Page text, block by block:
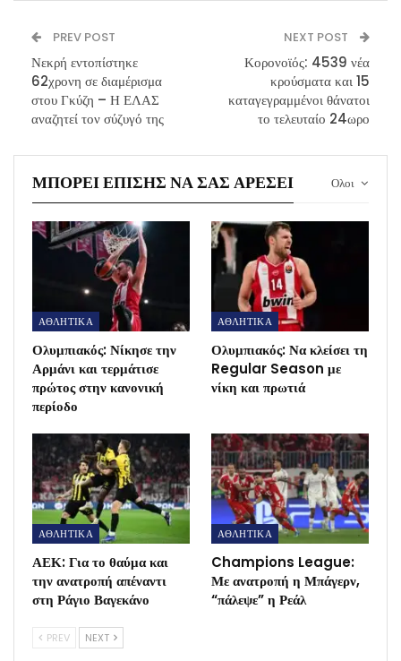
PREV POST
Νεκρή εντοπίστηκε
62χρονη σε διαμέρισμα
στου Γκύζη – Η ΕΛΑΣ
αναζητεί τον σύζυγό της
NEXT POST
Κορονοϊός: 4539 νέα
κρούσματα και 15
καταγεγραμμένοι θάνατοι
το τελευταίο 24ωρο
Ολοι
ΜΠΟΡΕΊ ΕΠΊΣΗΣ ΝΑ ΣΑΣ ΑΡΈΣΕΙ
ΑΘΛΗΤΙΚΑ
Ολυμπιακός: Νίκησε την
Αρμάνι και τερμάτισε
πρώτος στην κανονική
περίοδο
ΑΘΛΗΤΙΚΑ
Ολυμπιακός: Να κλείσει τη
Regular Season με
νίκη και πρωτιά
ΑΘΛΗΤΙΚΑ
ΑΕΚ: Για το θαύμα και
την ανατροπή απέναντι
στη Ράγιο Βαγεκάνο
ΑΘΛΗΤΙΚΑ
Champions League:
Με ανατροπή η Μπάγερν,
“πάλεψε” η Ρεάλ
PREV NEXT